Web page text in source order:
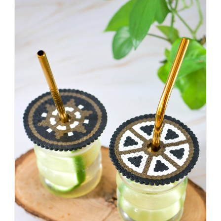
schöner
KNALLTS!
#badezimmer
#makeover
#badezimmerdesign
#renovieren
#altbau